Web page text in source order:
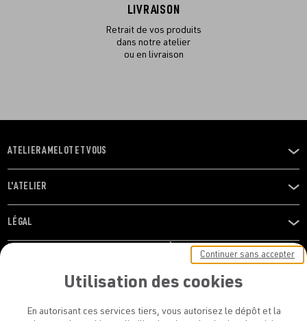
LIVRAISON
Retrait de vos produits
dans notre atelier
ou en livraison
OUVRIR
LE
MENU
ATELIER AMELOT ET VOUS
OUVRIR
LE
MENU
L'ATELIER
OUVRIR
LE
LÉGAL
RESTONS EN CONTACT ! ABONNEZ-VOUS À NOTRE
Utilisation des cookies
En autorisant ces services tiers, vous autorisez le dépôt et la
Continuer sans accepter